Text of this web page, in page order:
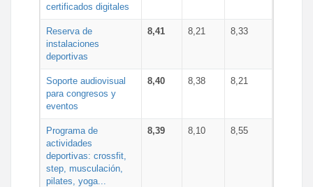
certificados digitales
Reserva de
instalaciones
deportivas
8,41 8,21 8,33
Soporte audiovisual
para congresos y
eventos
8,40 8,38 8,21
Programa de
actividades
deportivas: crossfit,
step, musculación,
pilates, yoga...
8,39 8,10 8,55